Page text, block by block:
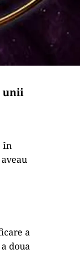
unii
în
a
doua